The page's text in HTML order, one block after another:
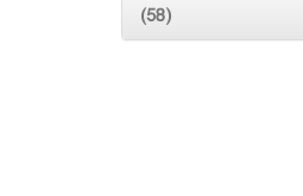
(58)